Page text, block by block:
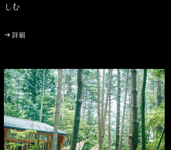
しむ
詳細